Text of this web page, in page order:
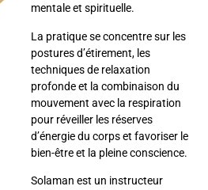
mentale et spirituelle.
La pratique se concentre sur les
postures d’étirement, les
techniques de relaxation
profonde et la combinaison du
mouvement avec la respiration
pour réveiller les réserves
d’énergie du corps et favoriser le
bien-être et la pleine conscience.
Solaman est un instructeur